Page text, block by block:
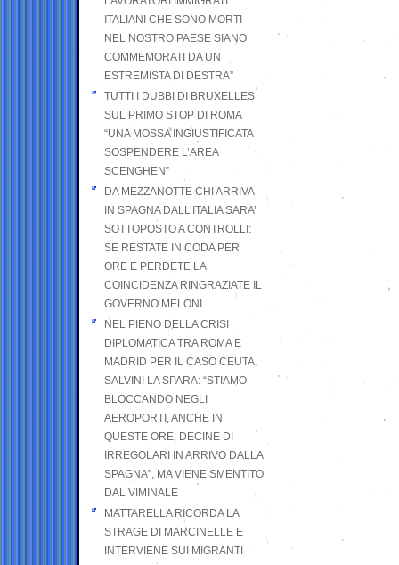
ITALIANI CHE SONO MORTI
NEL NOSTRO PAESE SIANO
COMMEMORATI DA UN
ESTREMISTA DI DESTRA”
TUTTI I DUBBI DI BRUXELLES
SUL PRIMO STOP DI ROMA
“UNA MOSSA INGIUSTIFICATA
SOSPENDERE L’AREA
SCENGHEN”
DA MEZZANOTTE CHI ARRIVA
IN SPAGNA DALL’ITALIA SARA’
SOTTOPOSTO A CONTROLLI:
SE RESTATE IN CODA PER
ORE E PERDETE LA
COINCIDENZA RINGRAZIATE IL
GOVERNO MELONI
NEL PIENO DELLA CRISI
DIPLOMATICA TRA ROMA E
MADRID PER IL CASO CEUTA,
SALVINI LA SPARA: “STIAMO
BLOCCANDO NEGLI
AEROPORTI, ANCHE IN
QUESTE ORE, DECINE DI
IRREGOLARI IN ARRIVO DALLA
SPAGNA”, MA VIENE SMENTITO
DAL VIMINALE
MATTARELLA RICORDA LA
STRAGE DI MARCINELLE E
INTERVIENE SUI MIGRANTI